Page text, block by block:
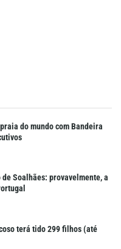
do mundo com Bandeira
Soalhães: provavelmente, a
terá tido 299 filhos (até